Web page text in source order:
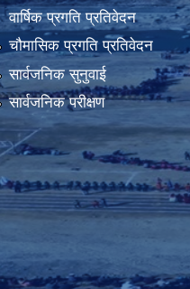
वार्षिक प्रगति प्रतिवेदन
चौमासिक प्रगति प्रतिवेदन
सार्वजनिक सुनुवाई
सार्वजनिक परीक्षण